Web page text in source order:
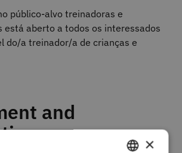
público-alvo treinadoras e
está aberto a todos os interessados
do/a treinador/a de crianças e
and
×